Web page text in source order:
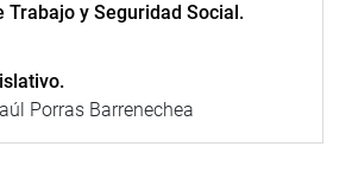
Trabajo y Seguridad Social.
Porras Barrenechea